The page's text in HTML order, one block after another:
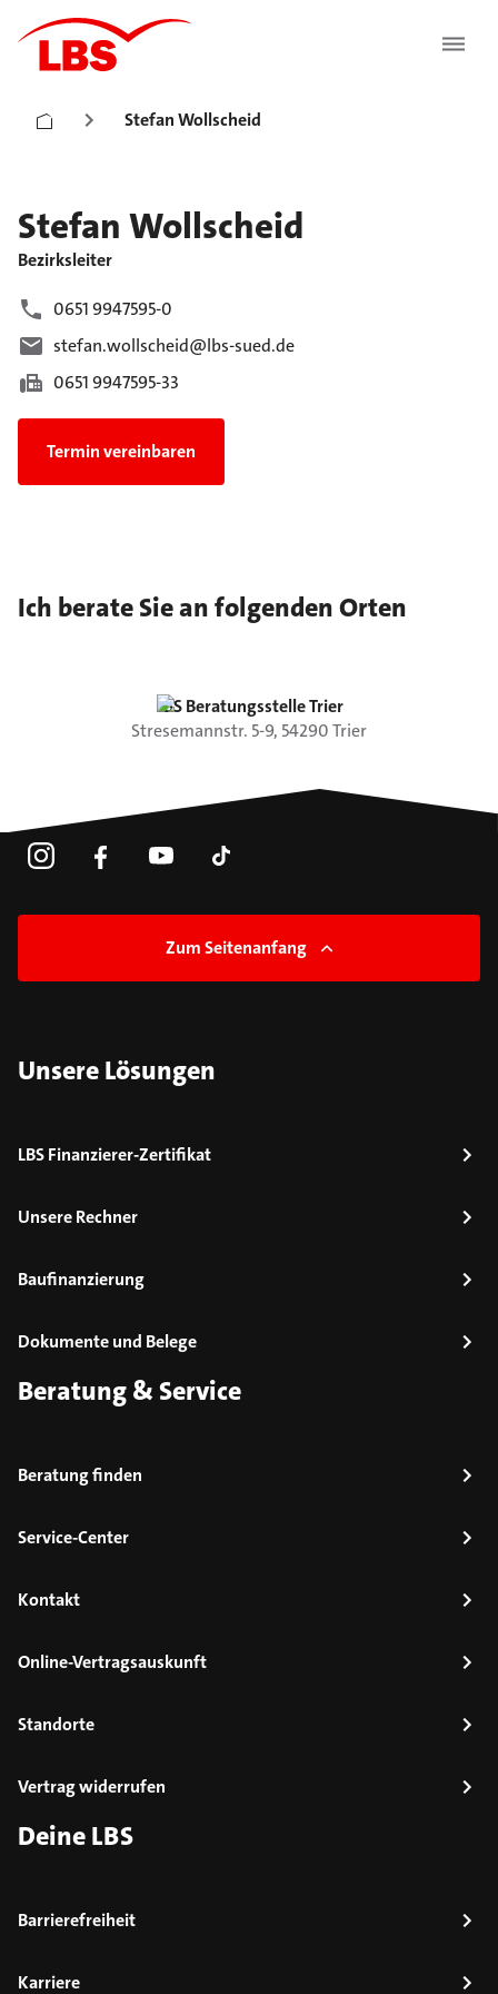
Stefan Wollscheid
Stefan Wollscheid
Bezirksleiter
0651 9947595-0
stefan.wollscheid@lbs-sued.de
0651 9947595-33
Termin vereinbaren
Ich berate Sie an folgenden Orten
LBS Beratungsstelle Trier
Stresemannstr. 5-9, 54290Trier
Zum Seitenanfang
Unsere Lösungen
LBS Finanzierer-Zertifikat
Unsere Rechner
Baufinanzierung
Dokumente und Belege
Beratung & Service
Beratung finden
Service-Center
Kontakt
Online-Vertragsauskunft
Standorte
Vertrag widerrufen
Deine LBS
Barrierefreiheit
Karriere